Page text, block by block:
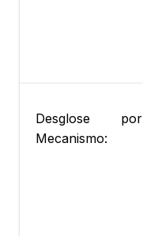
Desglose por
Mecanismo: